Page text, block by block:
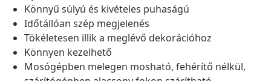
Könnyű súlyú és kivételes puhaságú
Időtállóan szép megjelenés
Tökéletesen illik a meglévő dekorációhoz
Könnyen kezelhető
Mosógépben melegen mosható, fehérítő nélkül,